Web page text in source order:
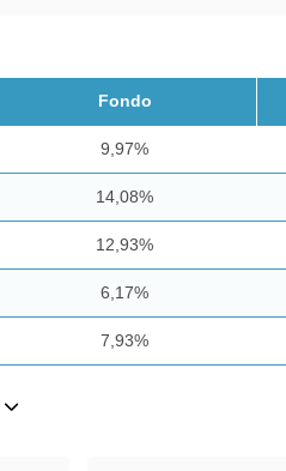
Fondo
9,97%
14,08%
12,93%
6,17%
7,93%